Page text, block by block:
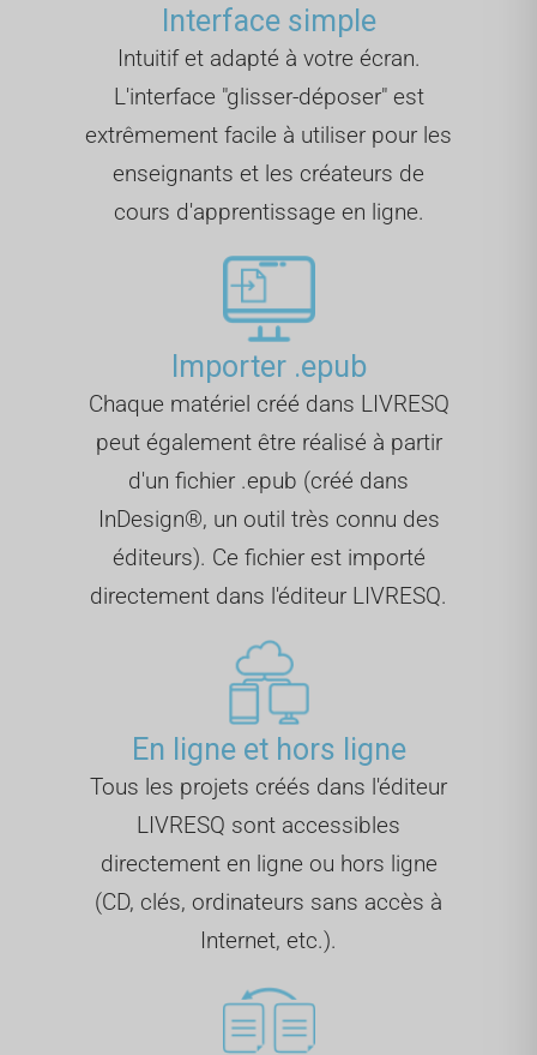
Interface simple
Intuitif et adapté à votre écran.
L'interface "glisser-déposer" est
extrêmement facile à utiliser pour les
enseignants et les créateurs de
cours d'apprentissage en ligne.
Importer .epub
Chaque matériel créé dans LIVRESQ
peut également être réalisé à partir
d'un fichier .epub (créé dans
InDesign®, un outil très connu des
éditeurs). Ce fichier est importé
directement dans l'éditeur LIVRESQ.
En ligne et hors ligne
Tous les projets créés dans l'éditeur
LIVRESQ sont accessibles
directement en ligne ou hors ligne
(CD, clés, ordinateurs sans accès à
Internet, etc.).